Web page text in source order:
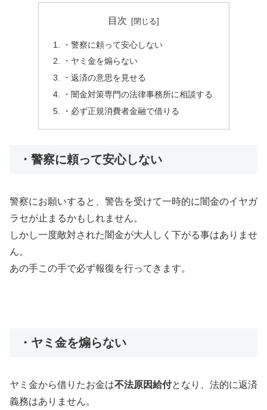
目次
・警察に頼って安心しない
・ヤミ金を煽らない
・返済の意思を見せる
・闇金対策専門の法律事務所に相談する
・必ず正規消費者金融で借りる
・警察に頼って安心しない
警察にお願いすると、警告を受けて一時的に闇金のイヤガ
ラセが止まるかもしれません。
しかし一度敵対された闇金が大人しく下がる事はありませ
ん。
あの手この手で必ず報復を行ってきます。
・ヤミ金を煽らない
ヤミ金から借りたお金は不法原因給付となり、法的に返済
義務はありません。